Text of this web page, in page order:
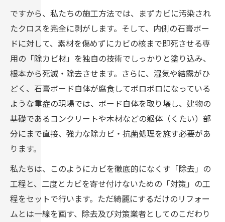
ですから、私たちの施工方法では、まずカビに汚染され
たクロスを完全に剥がします。そして、内側の石膏ボー
ドに対して、素材を傷めずにカビの核まで即死させる専
用の「除カビ材」を独自の技術でしっかりと塗り込み、
根本から死滅・除去させます。さらに、湿気や結露がひ
どく、石膏ボード自体が腐食してボロボロになっている
ような重症の現場では、ボード自体を取り壊し、建物の
基礎であるコンクリートや木材などの躯体（くたい）部
分にまで直接、強力な除カビ・抗菌処理を施す必要があ
ります。
私たちは、このようにカビを徹底的になくす「除去」の
工程と、二度とカビを寄せ付けないための「対策」の工
程をセットで行います。ただ綺麗にするだけのリフォー
ムとは一線を画す、除去及び対策業者としてのこだわり